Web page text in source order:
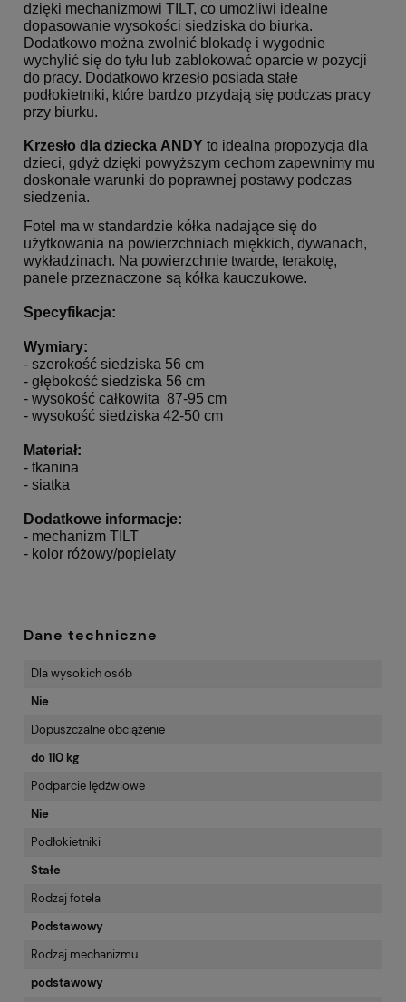
dzięki mechanizmowi TILT, co umożliwi idealne
dopasowanie wysokości siedziska do biurka.
Dodatkowo można zwolnić blokadę i wygodnie
wychylić się do tyłu lub zablokować oparcie w pozycji
do pracy. Dodatkowo krzesło posiada stałe
podłokietniki, które bardzo przydają się podczas pracy
przy biurku.
Krzesło dla dziecka ANDY to idealna propozycja dla
dzieci, gdyż dzięki powyższym cechom zapewnimy mu
doskonałe warunki do poprawnej postawy podczas
siedzenia.
Fotel ma w standardzie kółka nadające się do
użytkowania na powierzchniach miękkich, dywanach,
wykładzinach. Na powierzchnie twarde, terakotę,
panele przeznaczone są kółka kauczukowe.
Specyfikacja:
Wymiary:
- szerokość siedziska 56 cm
- głębokość siedziska 56 cm
- wysokość całkowita 87-95 cm
- wysokość siedziska 42-50 cm
Materiał:
- tkanina
- siatka
Dodatkowe informacje:
- mechanizm TILT
- kolor różowy/popielaty
Dane techniczne
Dla wysokich osób
Nie
Dopuszczalne obciążenie
do 110 kg
Podparcie lędźwiowe
Nie
Podłokietniki
Stałe
Rodzaj fotela
Podstawowy
Rodzaj mechanizmu
podstawowy